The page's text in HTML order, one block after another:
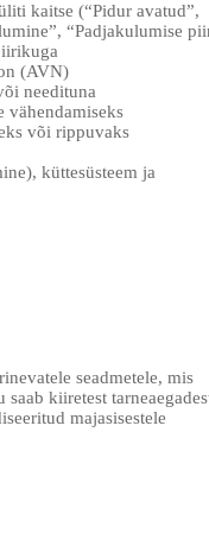
kaitse (“Pidur avatud”,
“Padjakulumise
(AVN)
needituna
vähendamiseks
või rippuvaks
küttesüsteem ja
seadmetele, mis
kiiretest
majasisestele